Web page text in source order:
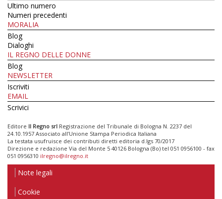
Ultimo numero
Numeri precedenti
MORALIA
Blog
Dialoghi
IL REGNO DELLE DONNE
Blog
NEWSLETTER
Iscriviti
EMAIL
Scrivici
Editore Il Regno srl Registrazione del Tribunale di Bologna N. 2237 del
24.10.1957 Associato all’Unione Stampa Periodica Italiana
La testata usufruisce dei contributi diretti editoria d.lgs 70/2017
Direzione e redazione Via del Monte 5 40126 Bologna (Bo) tel 051 0956100 - fax
051 0956310 ilregno@ilregno.it
Note legali
Cookie